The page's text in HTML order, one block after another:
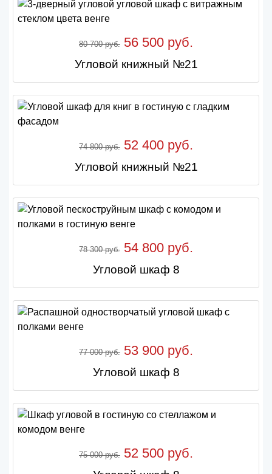
80 700 руб. 56 500 руб.
Угловой книжный №21
74 800 руб. 52 400 руб.
Угловой книжный №21
78 300 руб. 54 800 руб.
Угловой шкаф 8
77 000 руб. 53 900 руб.
Угловой шкаф 8
75 000 руб. 52 500 руб.